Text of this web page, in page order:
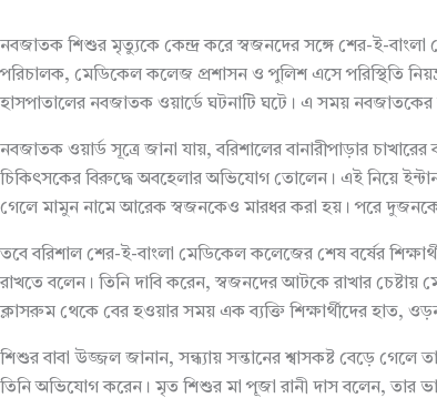
নবজাতক শিশুর মৃত্যুকে কেন্দ্র করে স্বজনদের সঙ্গে শের-ই-
পরিচালক, মেডিকেল কলেজ প্রশাসন ও পুলিশ এসে পরিস্থিতি
হাসপাতালের নবজাতক ওয়ার্ডে ঘটনাটি ঘটে। এ সময়
নবজাতক ওয়ার্ড সূত্রে জানা যায়, বরিশালের বানারীপাড়ার
চিকিৎসকের বিরুদ্ধে অবহেলার অভিযোগ তোলেন। এই নিয়ে
গেলে মামুন নামে আরেক স্বজনকেও মারধর করা হয়। পরে
তবে বরিশাল শের-ই-বাংলা মেডিকেল কলেজের শেষ বর্ষের
রাখতে বলেন। তিনি দাবি করেন, স্বজনদের আটকে রাখার চেষ্টায়
ক্লাসরুম থেকে বের হওয়ার সময় এক ব্যক্তি শিক্ষার্থীদের হাত,
শিশুর বাবা উজ্জল জানান, সন্ধ্যায় সন্তানের শ্বাসকষ্ট বেড়ে
তিনি অভিযোগ করেন। মৃত শিশুর মা পূজা রানী দাস বলেন, তার